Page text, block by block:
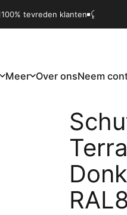
klanten Snelle installatie
Meer Over onsNeem
Terra